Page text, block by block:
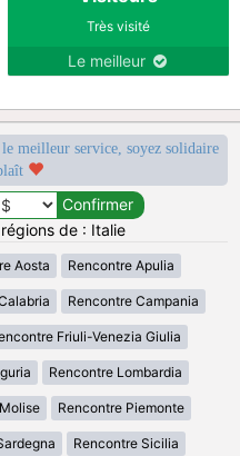
Très visité
Le meilleur
meilleur service, soyez solidaire
de : Italie
Aosta Rencontre Apulia
Rencontre Campania
Friuli-Venezia Giulia
Rencontre Lombardia
Rencontre Piemonte
Rencontre Sicilia